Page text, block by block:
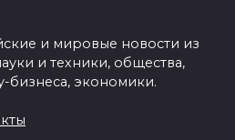
и мировые новости из
и техники, общества,
бизнеса, экономики.